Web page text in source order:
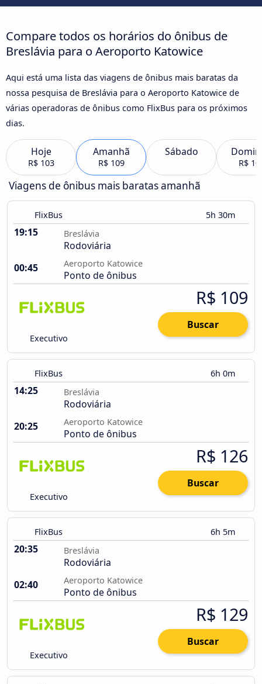
Compare todos os horários do ônibus de
Breslávia para o Aeroporto Katowice
Aqui está uma lista das viagens de ônibus mais baratas da
nossa pesquisa de Breslávia para o Aeroporto Katowice de
várias operadoras de ônibus como FlixBus para os próximos
dias.
Hoje
R$ 103
Amanhã
R$ 109
Sábado
R$
Viagens de ônibus mais baratas amanhã
FlixBus 5h 30m
19:15 Breslávia
Rodoviária
00:45
Aeroporto Katowice
Ponto de ônibus
Executivo
R$ 109
Buscar
FlixBus 6h 0m
14:25 Breslávia
Rodoviária
20:25
Aeroporto Katowice
Ponto de ônibus
Executivo
R$ 126
Buscar
FlixBus 6h 5m
20:35 Breslávia
Rodoviária
02:40
Aeroporto Katowice
Ponto de ônibus
Executivo
R$ 129
Buscar